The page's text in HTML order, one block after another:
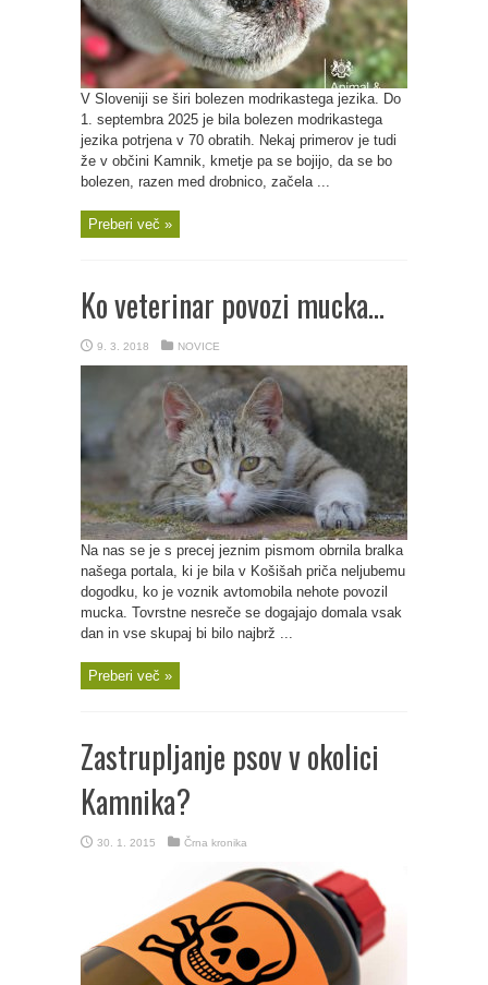
V Sloveniji se širi bolezen modrikastega jezika. Do
1. septembra 2025 je bila bolezen modrikastega
jezika potrjena v 70 obratih. Nekaj primerov je tudi
že v občini Kamnik, kmetje pa se bojijo, da se bo
bolezen, razen med drobnico, začela ...
Preberi več »
Ko veterinar povozi mucka…
9. 3. 2018 NOVICE
Na nas se je s precej jeznim pismom obrnila bralka
našega portala, ki je bila v Košišah priča neljubemu
dogodku, ko je voznik avtomobila nehote povozil
mucka. Tovrstne nesreče se dogajajo domala vsak
dan in vse skupaj bi bilo najbrž ...
Preberi več »
Zastrupljanje psov v okolici
Kamnika?
30. 1. 2015 Črna kronika